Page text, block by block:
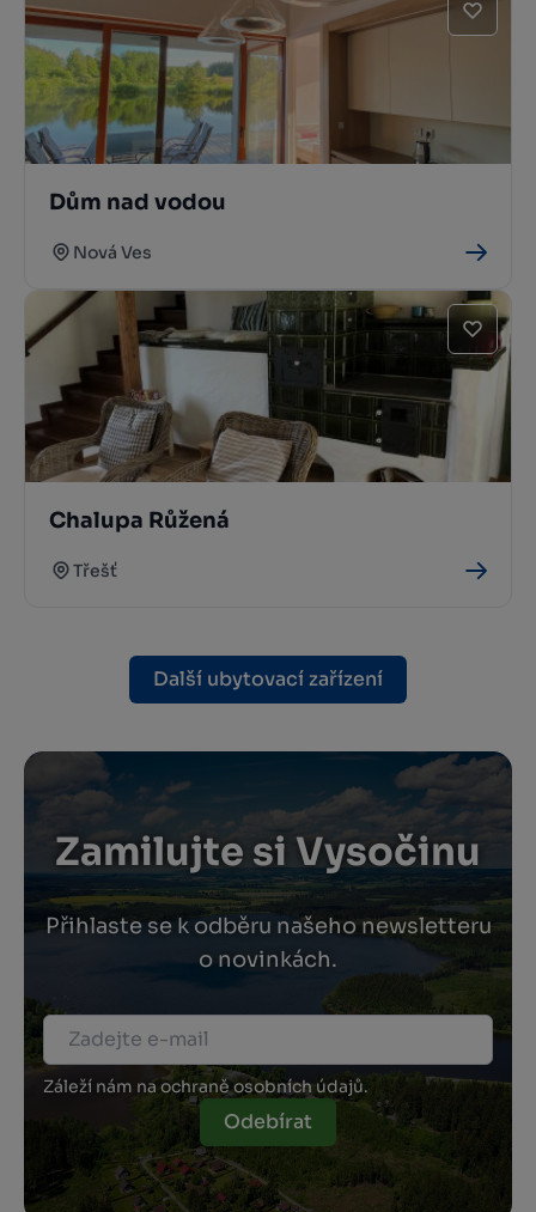
Dům nad vodou
Nová Ves
Chalupa Růžená
Třešť
Další ubytovací zařízení
Zamilujte si Vysočinu
Přihlaste se k odběru našeho newsletteru
o novinkách.
Záleží nám na ochraně osobních údajů.
Odebírat